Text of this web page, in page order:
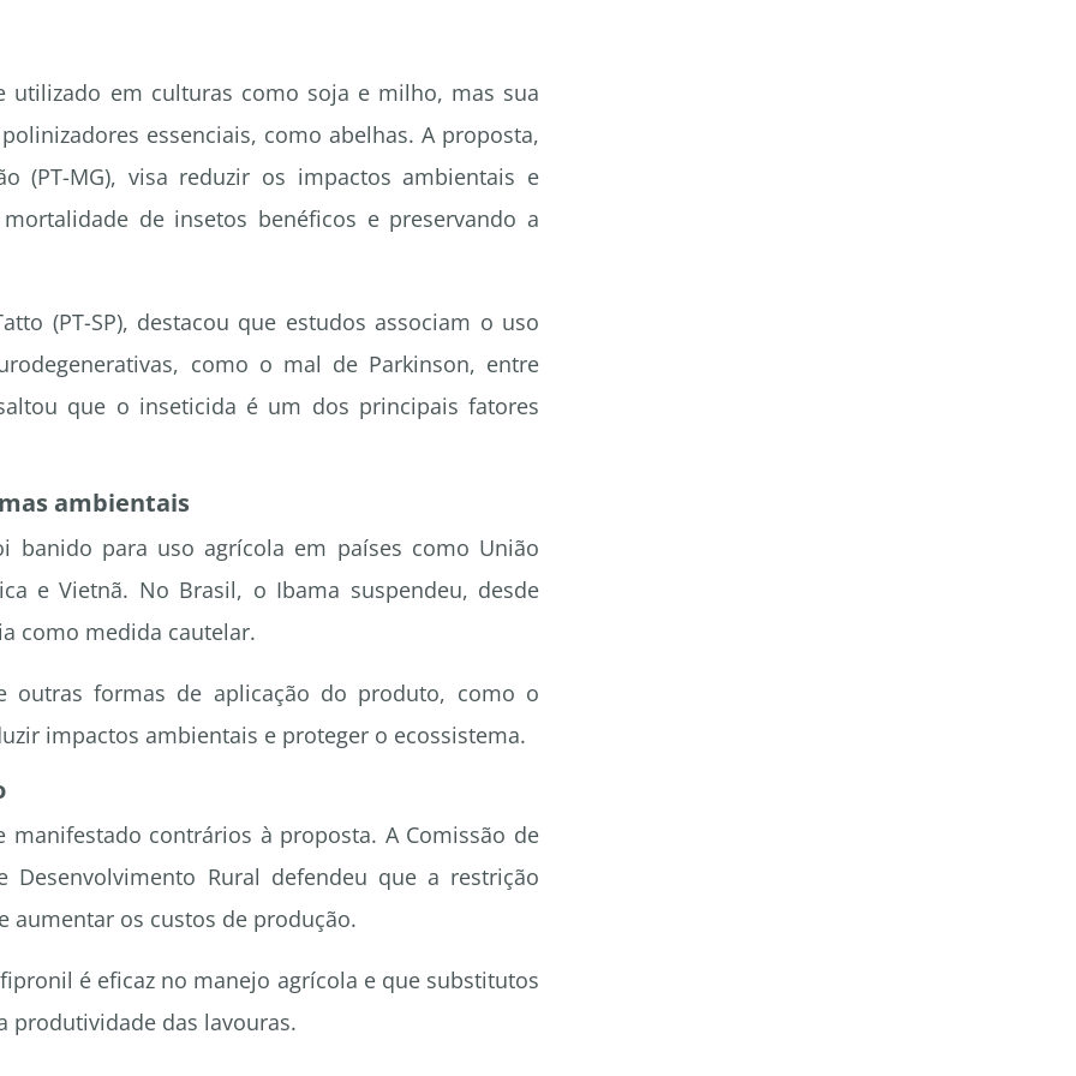
em culturas como soja e milho, mas sua
essenciais, como abelhas. A proposta,
(PT-MG), visa reduzir os impactos ambientais e
de insetos benéficos e preservando a
(PT-SP), destacou que estudos associam o uso
como o mal de Parkinson, entre
que o inseticida é um dos principais fatores
ambientais
para uso agrícola em países como União
e Vietnã. No Brasil, o Ibama suspendeu, desde
como medida cautelar.
outras formas de aplicação do produto, como o
impactos ambientais e proteger o ecossistema.
manifestado contrários à proposta. A Comissão de
Desenvolvimento Rural defendeu que a restrição
aumentar os custos de produção.
é eficaz no manejo agrícola e que substitutos
produtividade das lavouras.